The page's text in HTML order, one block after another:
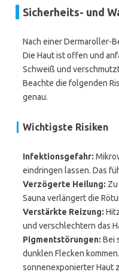
Sicherheits- und
Nach einer Dermaroller-
Die Haut ist offen und
Schweiß und
Beachte die folgenden
genau.
Wichtigste Risiken
Infektionsgefahr:
eindringen lassen. Das
Verzögerte Heilung:
Sauna verlängert die
Verstärkte Reizung:
und verschlechtern das
Pigmentstörungen: Bei
dunklen Flecken
sonnenexponierter Haut